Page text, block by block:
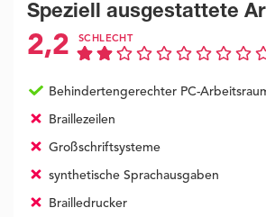
Speziell ausgestattete
2,2 SCHLECHT
Behindertengerechter PC-
Braillezeilen
Großschriftsysteme
synthetische Sprachausgaben
Brailledrucker